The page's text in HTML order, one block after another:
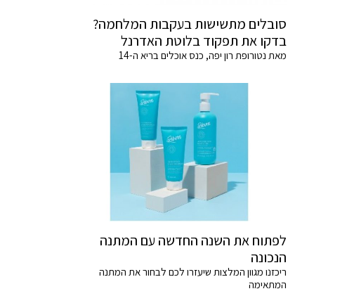
סובלים מתשישות בעקבות המלחמה?
בדקו את תפקוד בלוטת האדרנל
מאת נטורופת רון יפה, כנס אוכלים בריא ה-14
לפתוח את השנה החדשה עם המתנה
הנכונה
ריכזנו מגוון המלצות שיעזרו לכם לבחור את המתנה
המתאימה